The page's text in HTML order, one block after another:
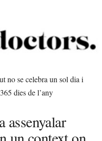
no se celebra un sol dia i
dies de l’any
assenyalar